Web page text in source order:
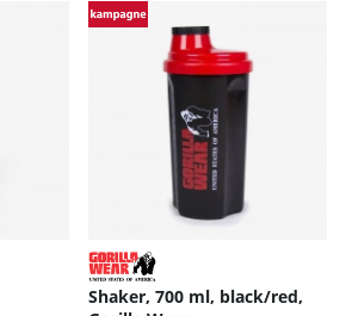
Shaker, 700 ml, black/red,